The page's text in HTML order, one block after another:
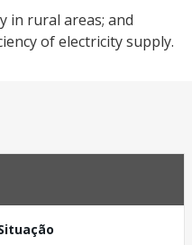
in rural areas; and
of electricity supply.